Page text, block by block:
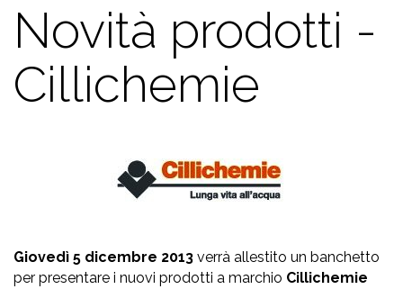
Novità prodotti -
Cillichemie
Giovedì 5 dicembre 2013 verrà allestito un banchetto
per presentare i nuovi prodotti a marchio Cillichemie